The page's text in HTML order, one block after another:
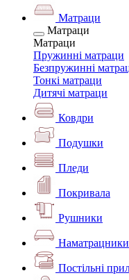
Матраци
Матраци
Матраци
Пружинні матраци
Безпружинні
Тонкі матраци
Дитячі матраци
Ковдри
Подушки
Пледи
Покривала
Рушники
Наматрацники
Постільні